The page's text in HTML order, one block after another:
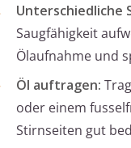
Unterschiedliche
Saugfähigkeit
Ölaufnahme und
Öl auftragen:
oder einem
Stirnseiten gut